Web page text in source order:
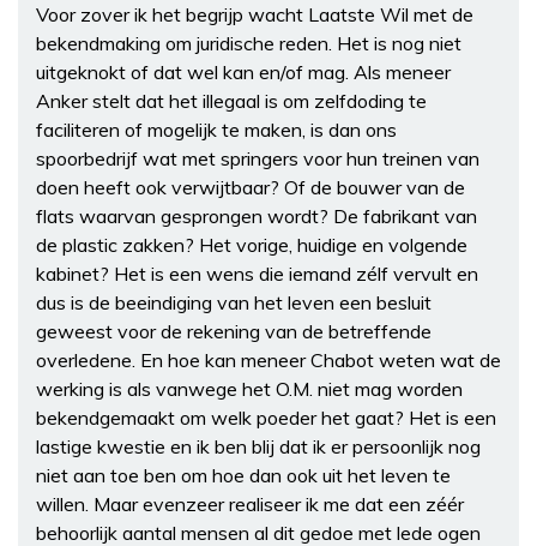
Voor zover ik het begrijp wacht Laatste Wil met de
bekendmaking om juridische reden. Het is nog niet
uitgeknokt of dat wel kan en/of mag. Als meneer
Anker stelt dat het illegaal is om zelfdoding te
faciliteren of mogelijk te maken, is dan ons
spoorbedrijf wat met springers voor hun treinen van
doen heeft ook verwijtbaar? Of de bouwer van de
flats waarvan gesprongen wordt? De fabrikant van
de plastic zakken? Het vorige, huidige en volgende
kabinet? Het is een wens die iemand zélf vervult en
dus is de beeindiging van het leven een besluit
geweest voor de rekening van de betreffende
overledene. En hoe kan meneer Chabot weten wat de
werking is als vanwege het O.M. niet mag worden
bekendgemaakt om welk poeder het gaat? Het is een
lastige kwestie en ik ben blij dat ik er persoonlijk nog
niet aan toe ben om hoe dan ook uit het leven te
willen. Maar evenzeer realiseer ik me dat een zéér
behoorlijk aantal mensen al dit gedoe met lede ogen